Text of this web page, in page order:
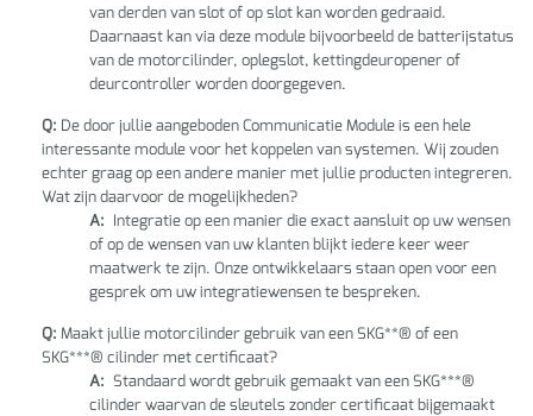
van derden van slot of op slot kan worden gedraaid.
Daarnaast kan via deze module bijvoorbeeld de batterijstatus
van de motorcilinder, oplegslot, kettingdeuropener of
deurcontroller worden doorgegeven.
Q: De door jullie aangeboden Communicatie Module is een hele
interessante module voor het koppelen van systemen. Wij zouden
echter graag op een andere manier met jullie producten integreren.
Wat zijn daarvoor de mogelijkheden?
A: Integratie op een manier die exact aansluit op uw wensen
of op de wensen van uw klanten blijkt iedere keer weer
maatwerk te zijn. Onze ontwikkelaars staan open voor een
gesprek om uw integratiewensen te bespreken.
Q: Maakt jullie motorcilinder gebruik van een SKG**® of een
SKG***® cilinder met certificaat?
A: Standaard wordt gebruik gemaakt van een SKG***®
cilinder waarvan de sleutels zonder certificaat bijgemaakt